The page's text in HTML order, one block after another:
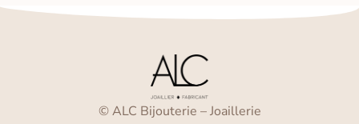
© ALC Bijouterie – Joaillerie